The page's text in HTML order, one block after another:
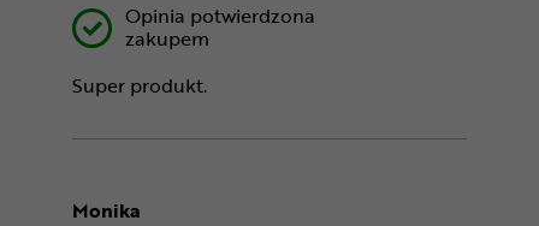
Opinia potwierdzona
zakupem
Super produkt.
Monika